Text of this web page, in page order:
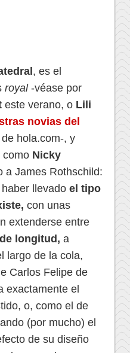
, es el
royal-véase por
este verano, o Lili
novias del
hola.com-, y
como Nicky
a James Rothschild:
llevado el tipo
con unas
extenderse entre
longitud, a
largo de la cola,
Carlos Felipe de
exactamente el
o, como el de
(por mucho) el
de su diseño